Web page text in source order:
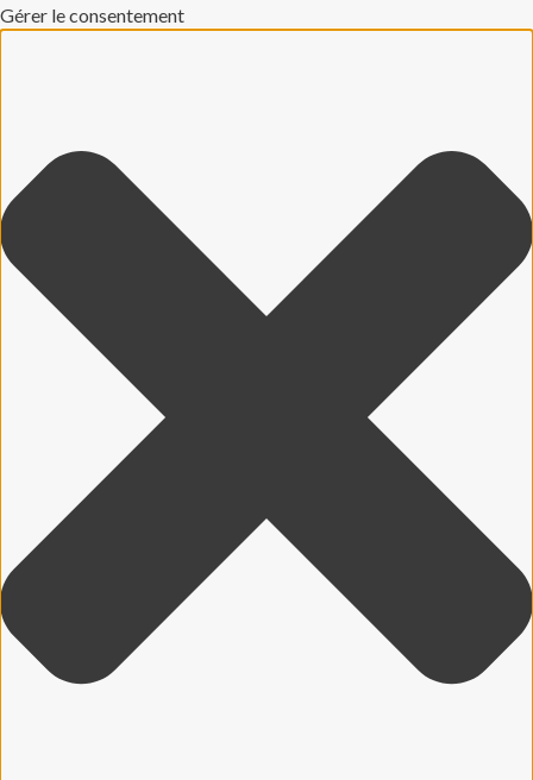
Gérer le consentement